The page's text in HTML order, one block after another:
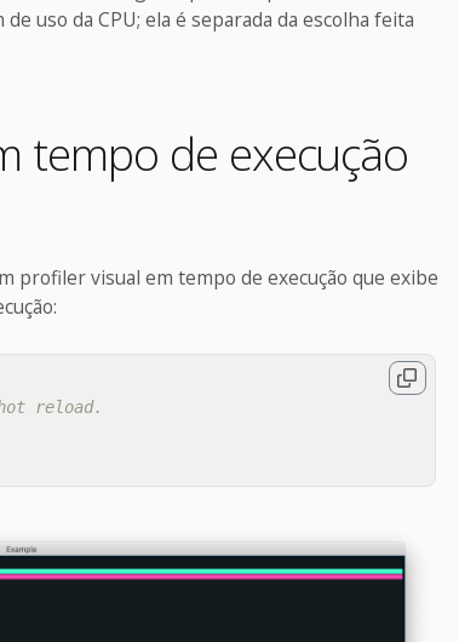
uso da CPU; ela é separada da escolha feita
tempo de execução
profiler visual em tempo de execução que exibe
reload.